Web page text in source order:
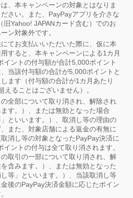
、本キャンペーンの対象とはなりま
さい。また、PayPayアプリを介さな
旧Yahoo! JAPANカード含む）でのお
ン対象外です。
てお支払いいただいた際に、仮に本
すると、本キャンペーンによる1カ月
イントの付与額が合計5,000ポイント
当該付与額の合計が5,000ポイントと
ます（付与額の合計が1カ月あたり
えることはございません）。
全部について取り消され、解除され
ます。）、または無効となった場合
」といいます。）、取消し等の理由の
また、対象店舗による返金の有無に
消し等の対象となったPayPay決済に
イントの付与は全て取り消されます。
取引の一部について取り消され、解
含みます。）、または無効となった
等」といいます。）、当該取消し等
後のPayPay決済金額に応じたポイン